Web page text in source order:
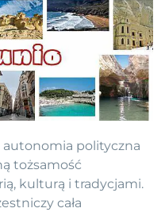
autonomia polityczna
tożsamość
kulturą i tradycjami.
cała